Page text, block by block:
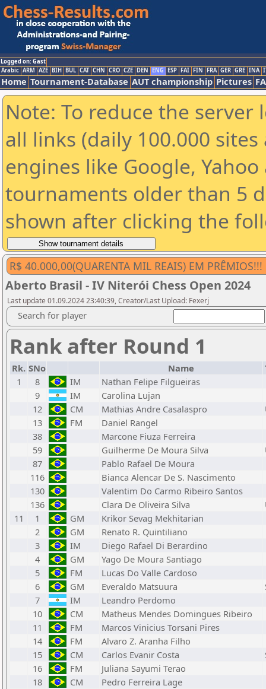
Logged on: Gast
Arabic ARM AZE BIH BUL CAT CHN CRO CZE DEN ENG ESP FAI FIN FRA GER GRE INA
Home Tournament-Database AUT championship Pictures
Note: To reduce the
all links (daily 100.000
engines like Google,
tournaments older than 5
shown after clicking the
R$ 40.000,00(QUARENTA MIL REAIS) EM PRÊMIOS!!!
Aberto Brasil - IV Niterói Chess Open 2024
Last update 01.09.2024 23:40:39, Creator/Last Upload: Fexerj
Search for player
Rank after Round 1
Rk. SNo Name
1
8 IM
Nathan Felipe Filgueiras
9
IM
Carolina Lujan
12
CM Mathias Andre Casalaspro
13
FM
Daniel Rangel
38
Marcone Fiuza Ferreira
59
Guilherme De Moura Silva
87
Pablo Rafael De Moura
116
Bianca Alencar De S. Nascimento
130
Valentim Do Carmo Ribeiro Santos
136
Clara De Oliveira Silva
11
1 GM
Krikor Sevag Mekhitarian
2
GM
Renato R. Quintiliano
3
IM
Diego Rafael Di Berardino
4
GM
Yago De Moura Santiago
5
FM
Lucas Do Valle Cardoso
6
GM Everaldo Matsuura
7
IM
Leandro Perdomo
10
CM
Matheus Mendes Domingues Ribeiro
11
FM
Marcos Vinicius Torsani Pires
14
FM
Alvaro Z. Aranha Filho
15
CM Carlos Evanir Costa
16
FM
Juliana Sayumi Terao
18
CM
Pedro Ferreira Lage